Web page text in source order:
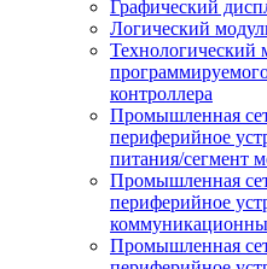
Графический
Логический
Технологический
контроллера
Промышленная
периферийное
питания/сегмент
Промышленная
периферийное
Промышленная